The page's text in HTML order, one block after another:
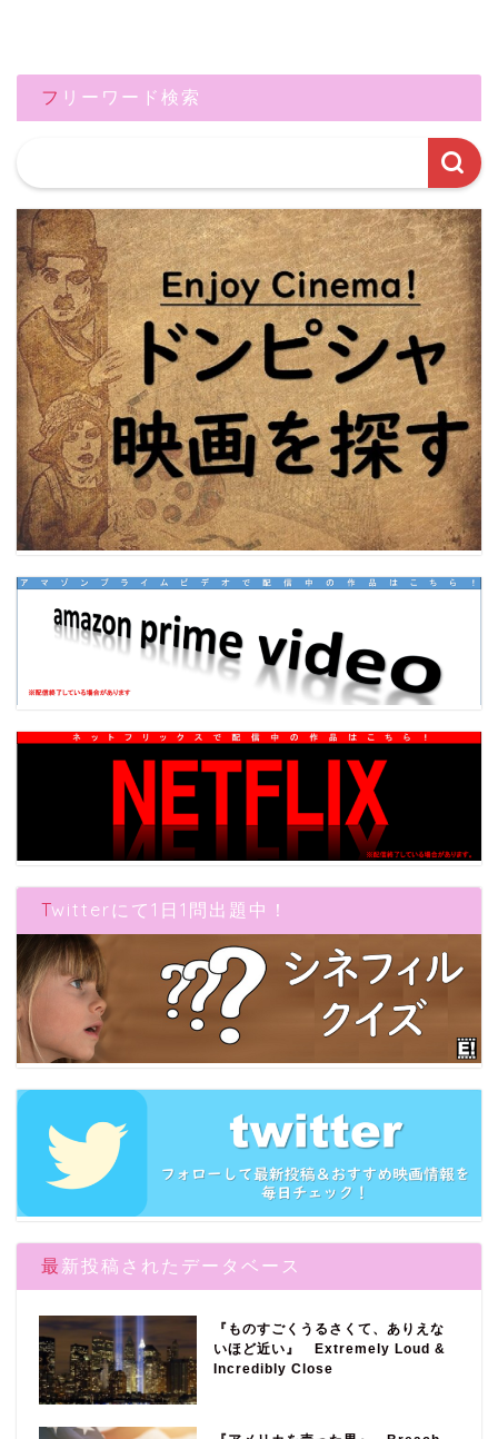
フリーワード検索
Twitterにて1日1問出題中！
最新投稿されたデータベース
『ものすごくうるさくて、ありえな
いほど近い』 Extremely Loud &
Incredibly Close